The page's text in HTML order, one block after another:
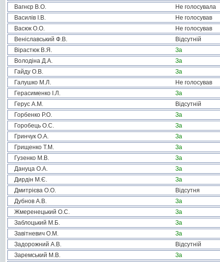
Вагнєр В.О.
Не голосувала
Василів І.В.
Не голосував
Васюк О.О.
Не голосував
Веніславський Ф.В.
Відсутній
Вірастюк В.Я.
За
Володіна Д.А.
За
Гайду О.В.
За
Галушко М.Л.
Не голосував
Герасименко І.Л.
За
Герус А.М.
Відсутній
Горбенко Р.О.
За
Горобець О.С.
За
Гринчук О.А.
За
Грищенко Т.М.
За
Гузенко М.В.
За
Дануца О.А.
За
Дирдін М.Є.
За
Дмитрієва О.О.
Відсутня
Дубнов А.В.
За
Жмеренецький О.С.
За
Заблоцький М.Б.
За
Завітневич О.М.
За
Задорожний А.В.
Відсутній
Заремський М.В.
За